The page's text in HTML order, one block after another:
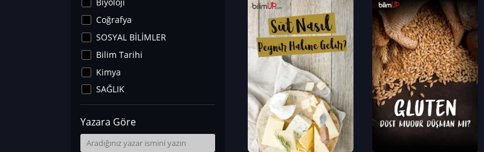
Biyoloji
Coğrafya
SOSYAL BİLİMLER
Bilim Tarihi
Kimya
SAĞLIK
Sanat Tarihi
Fizik
Yer Bilimleri
Yazara Göre